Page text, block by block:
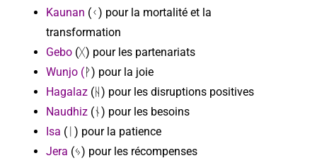
Kaunan (ᚲ) pour la mortalité et la
transformation
Gebo (ᚷ) pour les partenariats
Wunjo (ᚹ) pour la joie
Hagalaz (ᚺ) pour les disruptions positives
Naudhiz (ᚾ) pour les besoins
Isa (ᛁ) pour la patience
Jera (ᛃ) pour les récompenses